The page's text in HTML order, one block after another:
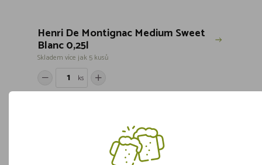
Henri De Montignac Medium Sweet
Blanc 0,25l
Skladem více jak 5 kusů
ks